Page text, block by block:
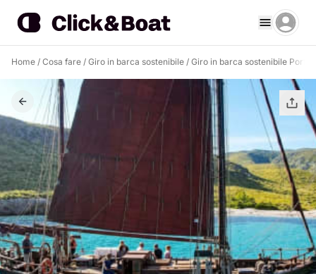
Home / Cosa fare / Giro in barca sostenibile / Giro in barca sostenibile Port